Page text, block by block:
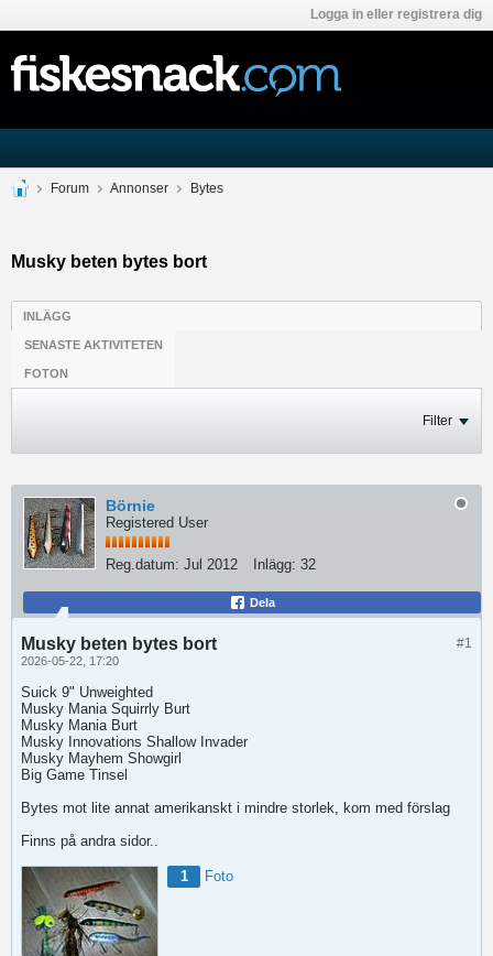
Logga in eller registrera dig
Forum Annonser Bytes
Musky beten bytes bort
INLÄGG
SENASTE AKTIVITETEN
FOTON
Filter
Börnie
Registered User
Reg.datum: Jul 2012 Inlägg: 32
Dela
#1
Musky beten bytes bort
2026-05-22, 17:20
Suick 9" Unweighted
Musky Mania Squirrly Burt
Musky Mania Burt
Musky Innovations Shallow Invader
Musky Mayhem Showgirl
Big Game Tinsel
Bytes mot lite annat amerikanskt i mindre storlek, kom med förslag
Finns på andra sidor..
1 Foto